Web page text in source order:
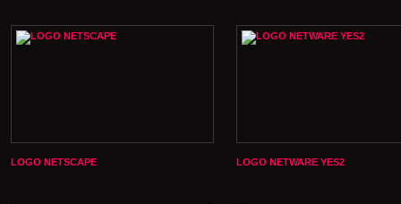
LOGO NETSCAPE LOGO NETWARE YES2